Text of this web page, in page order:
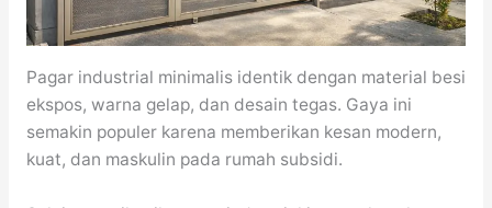
Pagar industrial minimalis identik dengan material besi
ekspos, warna gelap, dan desain tegas. Gaya ini
semakin populer karena memberikan kesan modern,
kuat, dan maskulin pada rumah subsidi.